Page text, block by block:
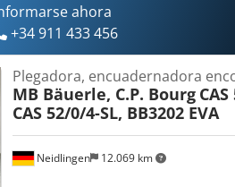
ahora
+34 911 433 456
Neidlingen 12.069 km
Plegadora, encuadernadora
MB Bäuerle, C.P. Bourg
CAS 52/0/4-SL, BB3202 EVA